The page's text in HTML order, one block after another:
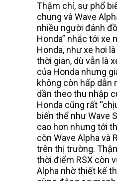
Thậm chí, sự phổ
chung và Wave
nhiều người đánh
Honda” nhắc tới xe
Honda, như xe hơi
thời gian, dù vẫn là
của Honda nhưng
không còn hấp dẫn
dần theo thu nhập
Honda cũng rất
biến thể như Wave
cao hơn nhưng tới
còn Wave Alpha và
trên thị trường.
thời điểm RSX còn
Alpha nhờ thiết kế